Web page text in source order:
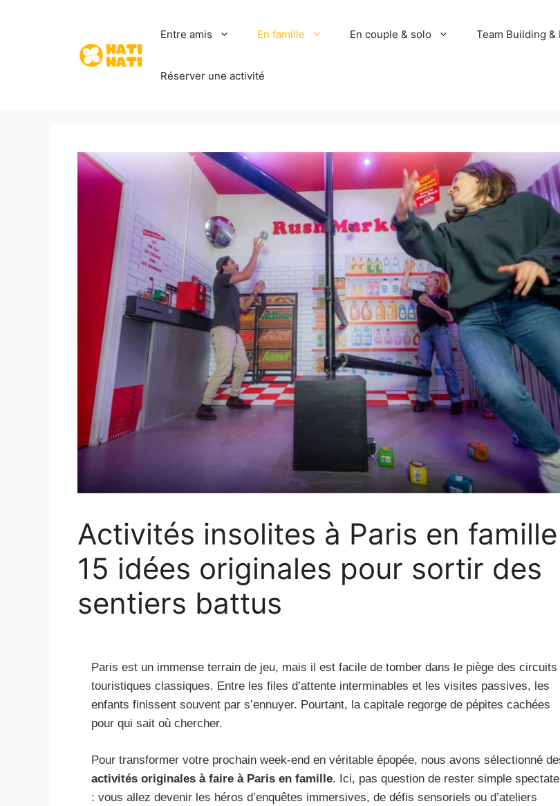
Entre amis En famille En couple & solo Team Building &
Réserver une activité
Activités insolites à Paris en
15 idées originales pour sortir des
sentiers battus
Paris est un immense terrain de jeu, mais il est facile de tomber dans le piège des circuits
touristiques classiques. Entre les files d’attente interminables et les visites passives, les
enfants finissent souvent par s’ennuyer. Pourtant, la capitale regorge de pépites cachées
pour qui sait où chercher.
Pour transformer votre prochain week-end en véritable épopée, nous avons sélectionné
activités originales à faire à Paris en famille. Ici, pas question de rester simple
: vous allez devenir les héros d’enquêtes immersives, de défis sensoriels ou d’ateliers